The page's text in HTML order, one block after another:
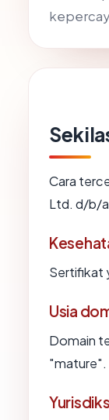
Cara
Ltd. d/b/
Sertifikat
Usia
Domain
"mature".